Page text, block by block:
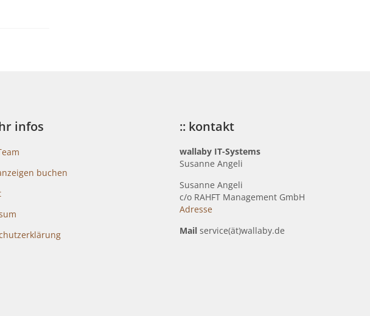
infos
buchen
:: kontakt
wallaby IT-Systems
Susanne Angeli
Susanne Angeli
c/o RAHFT Management GmbH
Adresse
Mailservice(ät)wallaby.de